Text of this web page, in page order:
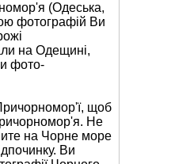
(Одеська,
фотографій Ви
на Одещині,
фото-
щоб
Не
на Чорне море
Ви